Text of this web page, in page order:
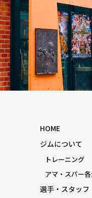
HOME
ジムについて
トレーニング
アマ・スパー
選手・スタッフ